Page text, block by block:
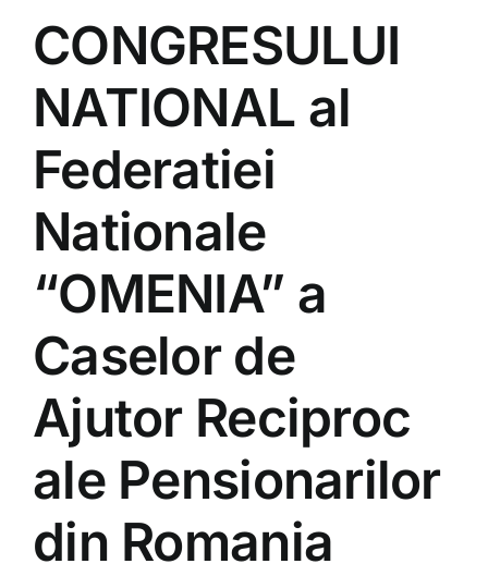
CONGRESULUI
NATIONAL al
Federatiei
Nationale
“OMENIA” a
Caselor de
Ajutor Reciproc
ale Pensionarilor
din Romania